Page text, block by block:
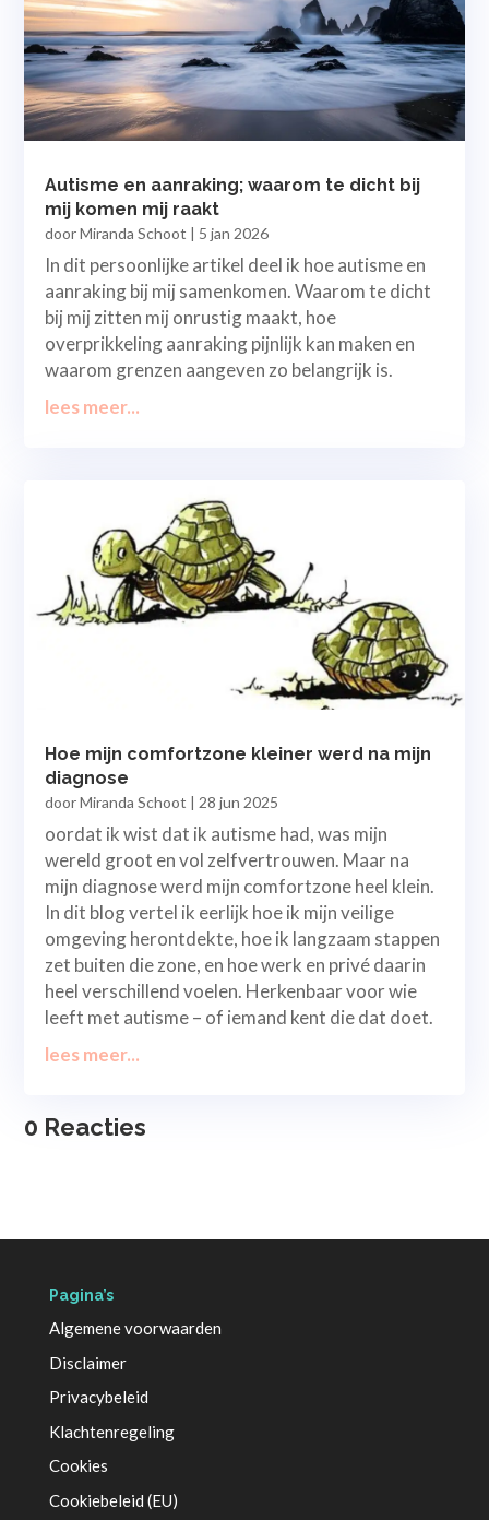
Autisme en aanraking; waarom te dicht bij
mij komen mij raakt
doorMiranda Schoot | 5 jan 2026
In dit persoonlijke artikel deel ik hoe autisme en
aanraking bij mij samenkomen. Waarom te dicht
bij mij zitten mij onrustig maakt, hoe
overprikkeling aanraking pijnlijk kan maken en
waarom grenzen aangeven zo belangrijk is.
lees meer...
Hoe mijn comfortzone kleiner werd na mijn
diagnose
doorMiranda Schoot | 28 jun 2025
oordat ik wist dat ik autisme had, was mijn
wereld groot en vol zelfvertrouwen. Maar na
mijn diagnose werd mijn comfortzone heel klein.
In dit blog vertel ik eerlijk hoe ik mijn veilige
omgeving herontdekte, hoe ik langzaam stappen
zet buiten die zone, en hoe werk en privé daarin
heel verschillend voelen. Herkenbaar voor wie
leeft met autisme – of iemand kent die dat doet.
lees meer...
0 Reacties
Pagina’s
Algemene voorwaarden
Disclaimer
Privacybeleid
Klachtenregeling
Cookies
Cookiebeleid (EU)